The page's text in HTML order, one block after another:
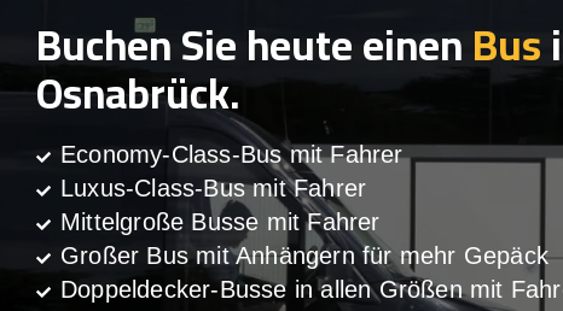
Buchen Sie heute einenBus
Osnabrück.
Economy-Class-Bus mit Fahrer
Luxus-Class-Bus mit Fahrer
Mittelgroße Busse mit Fahrer
Großer Bus mit Anhängern für mehr Gepäck
Doppeldecker-Busse in allen Größen mit